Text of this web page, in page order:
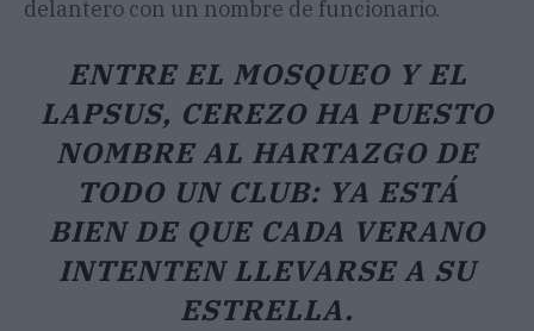
delantero con un nombre de funcionario.
ENTRE EL MOSQUEO Y EL
LAPSUS, CEREZO HA PUESTO
NOMBRE AL HARTAZGO DE
TODO UN CLUB: YA ESTÁ
BIEN DE QUE CADA VERANO
INTENTEN LLEVARSE A SU
ESTRELLA.